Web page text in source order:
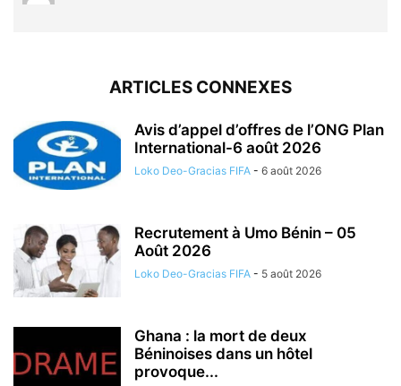
ARTICLES CONNEXES
Avis d’appel d’offres de l’ONG Plan
International-6 août 2026
Loko Deo-Gracias FIFA - 6 août 2026
Recrutement à Umo Bénin – 05
Août 2026
Loko Deo-Gracias FIFA - 5 août 2026
Ghana : la mort de deux
Béninoises dans un hôtel
provoque...